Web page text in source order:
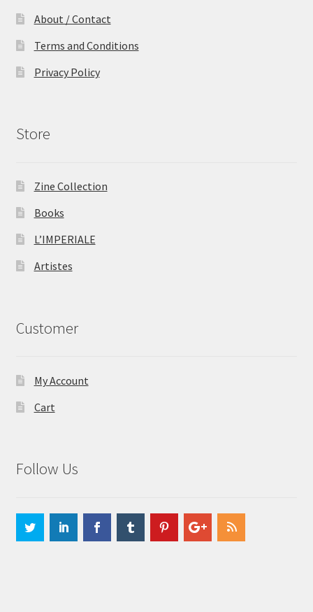
About / Contact
Terms and Conditions
Privacy Policy
Store
Zine Collection
Books
L’IMPERIALE
Artistes
Customer
My Account
Cart
Follow Us